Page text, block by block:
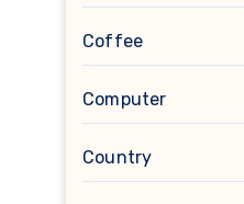
Coffee
Computer
Country